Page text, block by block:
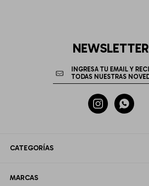
CATEGORÍAS
MARCAS
NEWSLETTER
 